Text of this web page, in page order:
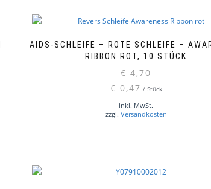
AIDS-SCHLEIFE – ROTE SCHLEIFE –
RIBBON ROT, 10 STÜCK
€ 4,70
€ 0,47 / Stück
inkl. MwSt.
zzgl. Versandkosten